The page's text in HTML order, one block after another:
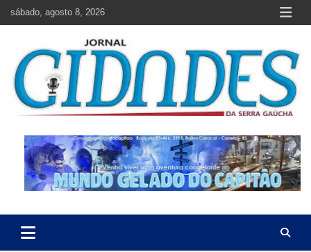
sábado, agosto 8, 2026
Jornal Cidades da Serra Gaúcha